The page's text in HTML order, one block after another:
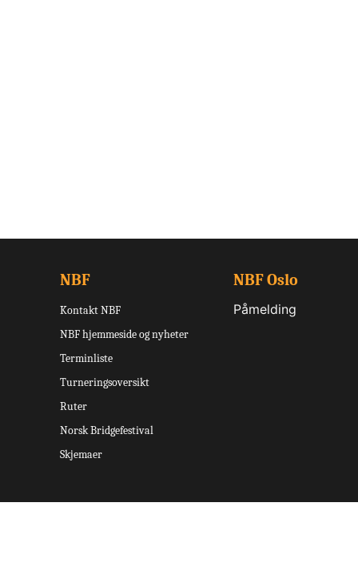
NBF
Kontakt NBF
NBF hjemmeside og nyheter
Terminliste
Turneringsoversikt
Ruter
Norsk Bridgefestival
Skjemaer
NBF Oslo
Påmelding